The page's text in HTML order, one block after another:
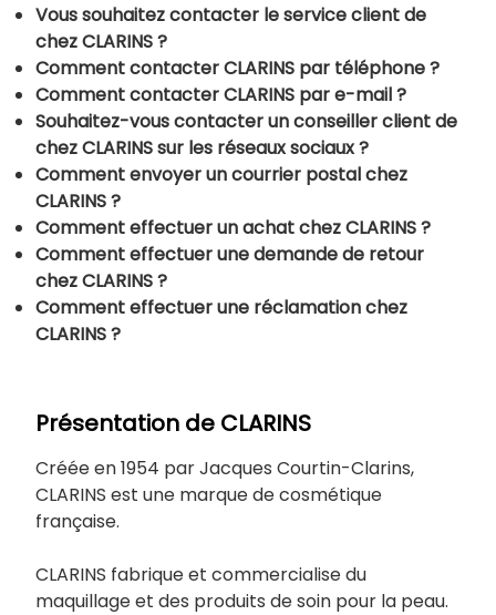
Vous souhaitez contacter le service client de
chez CLARINS ?
Comment contacter CLARINS par téléphone ?
Comment contacter CLARINS par e-mail ?
Souhaitez-vous contacter un conseiller client de
chez CLARINS sur les réseaux sociaux ?
Comment envoyer un courrier postal chez
CLARINS ?
Comment effectuer un achat chez CLARINS ?
Comment effectuer une demande de retour
chez CLARINS ?
Comment effectuer une réclamation chez
CLARINS ?
Présentation de CLARINS
Créée en 1954 par Jacques Courtin-Clarins,
CLARINS est une marque de cosmétique
française.
CLARINS fabrique et commercialise du
maquillage et des produits de soin pour la peau.